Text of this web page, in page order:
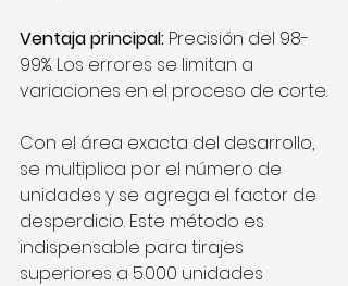
Ventaja principal: Precisión del 98-
99%. Los errores se limitan a
variaciones en el proceso de corte.
Con el área exacta del desarrollo,
se multiplica por el número de
unidades y se agrega el factor de
desperdicio. Este método es
indispensable para tirajes
superiores a 5.000 unidades